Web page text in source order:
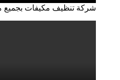
شركة تنظيف مكيفات بجميع